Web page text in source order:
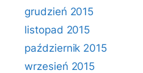
grudzień 2015
listopad 2015
październik 2015
wrzesień 2015